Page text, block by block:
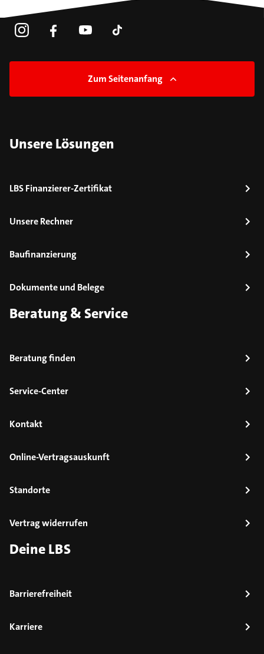
Zum Seitenanfang
Unsere Lösungen
LBS Finanzierer-Zertifikat
Unsere Rechner
Baufinanzierung
Dokumente und Belege
Beratung & Service
Beratung finden
Service-Center
Kontakt
Online-Vertragsauskunft
Standorte
Vertrag widerrufen
Deine LBS
Barrierefreiheit
Karriere